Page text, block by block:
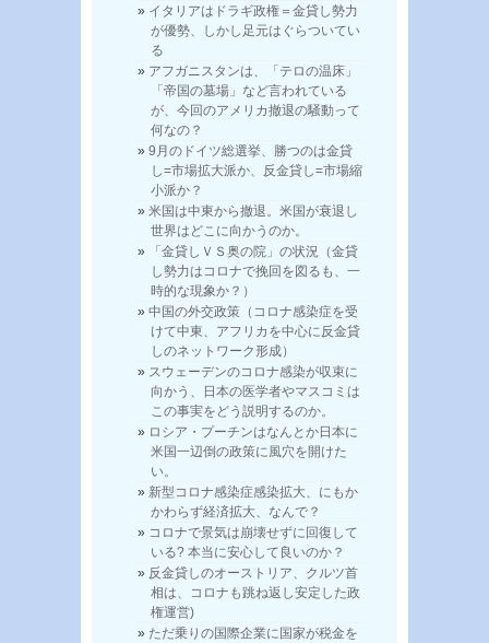
イタリアはドラギ政権＝金貸し勢力
が優勢、しかし足元はぐらついてい
る
アフガニスタンは、「テロの温床」
「帝国の墓場」など言われている
が、今回のアメリカ撤退の騒動って
何なの？
9月のドイツ総選挙、勝つのは金貸
し=市場拡大派か、反金貸し=市場縮
小派か？
米国は中東から撤退。米国が衰退し
世界はどこに向かうのか。
「金貸しＶＳ奥の院」の状況（金貸
し勢力はコロナで挽回を図るも、一
時的な現象か？）
中国の外交政策（コロナ感染症を受
けて中東、アフリカを中心に反金貸
しのネットワーク形成）
スウェーデンのコロナ感染が収束に
向かう、日本の医学者やマスコミは
この事実をどう説明するのか。
ロシア・プーチンはなんとか日本に
米国一辺倒の政策に風穴を開けた
い。
新型コロナ感染症感染拡大、にもか
かわらず経済拡大、なんで？
コロナで景気は崩壊せずに回復して
いる? 本当に安心して良いのか？
反金貸しのオーストリア、クルツ首
相は、コロナも跳ね返し安定した政
権運営)
ただ乗りの国際企業に国家が税金を